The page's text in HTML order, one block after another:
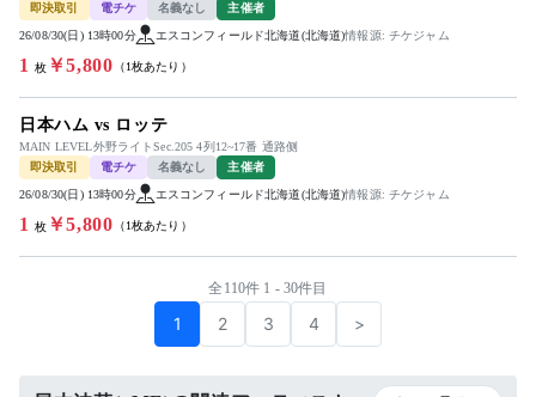
即決取引
電チケ 名義なし 主催者
26/08/30(日) 13時00分 エスコンフィールド北海道(北海道)情報源: チケジャム
1 枚￥5,800 （1枚あたり）
日本ハム vs ロッテ
MAIN LEVEL外野ライトSec.205 4列12~17番 通路侧
即決取引
電チケ 名義なし 主催者
26/08/30(日) 13時00分 エスコンフィールド北海道(北海道)情報源: チケジャム
1 枚￥5,800 （1枚あたり）
全110件 1 - 30件目
1 2 3 4 >